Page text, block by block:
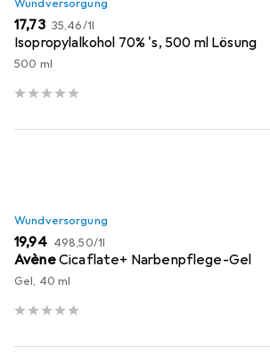
Wundversorgung
EUR
17,73 EUR
35,46/1l
Isopropylalkohol 70% 's, 500 ml Lösung
500 ml
Wundversorgung
EUR
19,94 EUR
498,50/1l
AvèneCicaflate+ Narbenpflege-Gel
Gel, 40 ml